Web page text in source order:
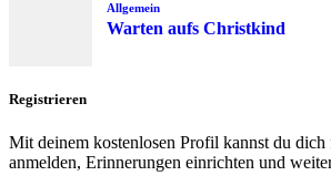
Allgemein
Warten aufs Christkind
Registrieren
Mit deinem kostenlosen Profil kannst du dich
anmelden, Erinnerungen einrichten und